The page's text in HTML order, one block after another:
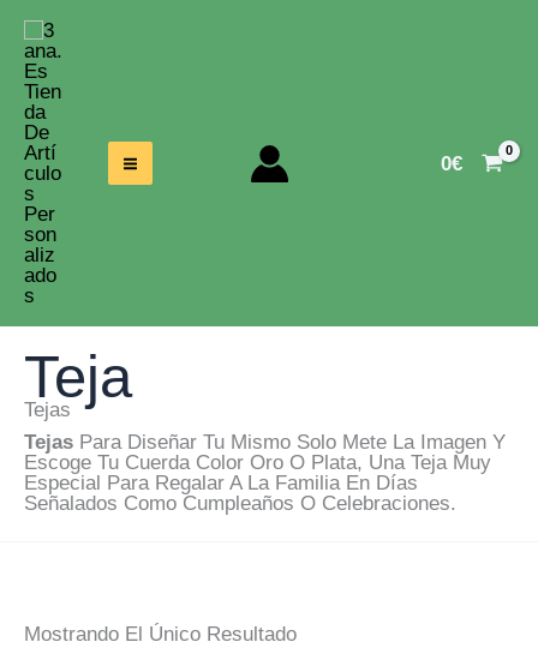
Contenido
0€
Teja
Tejas
Tejas Para Diseñar Tu Mismo Solo Mete La Imagen Y
Escoge Tu Cuerda Color Oro O Plata, Una Teja Muy
Especial Para Regalar A La Familia En Días
Señalados Como Cumpleaños O Celebraciones.
Mostrando El Único Resultado